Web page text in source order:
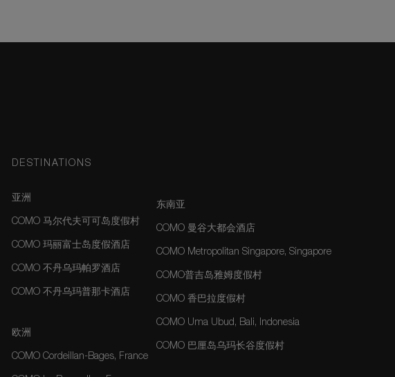
DESTINATIONS
亚洲
COMO 马尔代夫可可岛度假村
COMO 玛丽富士岛度假酒店
COMO 不丹乌玛帕罗酒店
COMO 不丹乌玛普那卡酒店
欧洲
COMO Cordeillan-Bages, France
东南亚
COMO 曼谷大都会酒店
COMO Metropolitan Singapore, Singapore
COMO普吉岛雅姆度假村
COMO 香巴拉度假村
COMO Uma Ubud, Bali, Indonesia
COMO 巴厘岛乌玛长谷度假村